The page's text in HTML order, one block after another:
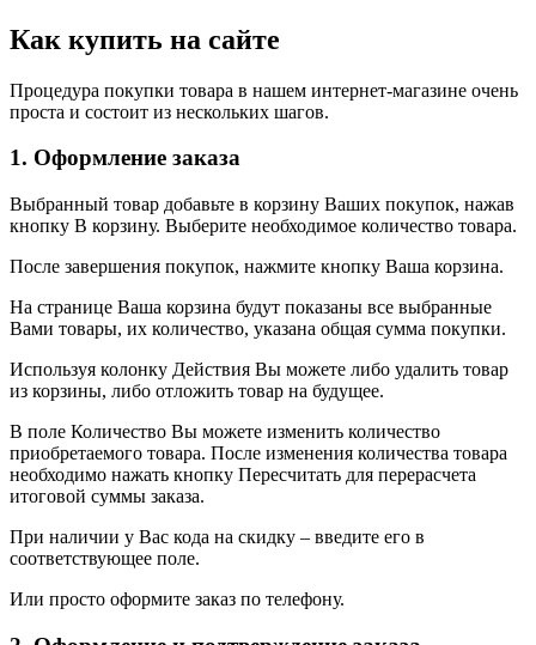
Как купить на сайте
Процедура покупки товара в нашем интернет-магазине очень
проста и состоит из нескольких шагов.
1. Оформление заказа
Выбранный товар добавьте в корзину Ваших покупок, нажав
кнопку В корзину. Выберите необходимое количество товара.
После завершения покупок, нажмите кнопку Ваша корзина.
На странице Ваша корзина будут показаны все выбранные
Вами товары, их количество, указана общая сумма покупки.
Используя колонку Действия Вы можете либо удалить товар
из корзины, либо отложить товар на будущее.
В поле Количество Вы можете изменить количество
приобретаемого товара. После изменения количества товара
необходимо нажать кнопку Пересчитать для перерасчета
итоговой суммы заказа.
При наличии у Вас кода на скидку – введите его в
соответствующее поле.
Или просто оформите заказ по телефону.